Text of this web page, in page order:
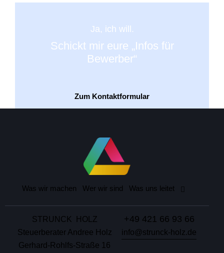
Ja, ich will.
Schickt mir eure „Infos für
Bewerber“
Zum Kontaktformular
Was wir machen Wer wir sind Was uns leitet
STRUNCK HOLZ
Steuerberater Andree Holz
Gerhard-Rohlfs-Straße 16
+49 421 66 93 66
info@strunck-holz.de